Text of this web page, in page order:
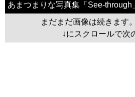
あまつまりな写真集「See-through
まだまだ画像は続きます
↓にスクロールで次